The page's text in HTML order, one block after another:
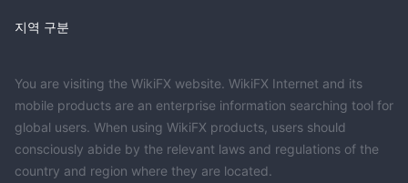
지역 구분
You are visiting the WikiFX website. WikiFX Internet and its
mobile products are an enterprise information searching tool for
global users. When using WikiFX products, users should
consciously abide by the relevant laws and regulations of the
country and region where they are located.